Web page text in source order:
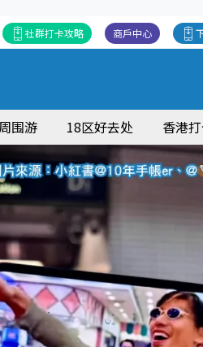
商戶中心
社群打卡攻略
周围游 18区好去处 香港